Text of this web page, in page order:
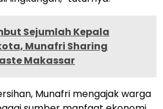
Sejumlah Kepala
Munafri Sharing
Makassar
Munafri mengajak warga